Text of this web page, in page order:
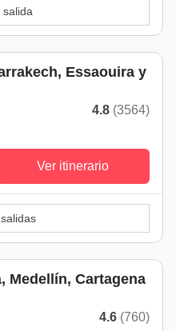
salida
Essaouira y
4.8 (3564)
Ver itinerario
Medellín, Cartagena
4.6 (760)